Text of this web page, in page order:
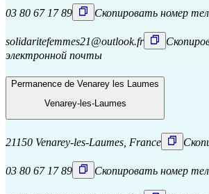
03 80 67 17 89 Скопировать номер
solidaritefemmes21@outlook.fr
электронной почты
Permanence de Venarey les Laumes
Venarey-les-Laumes
21150 Venarey-les-Laumes, France
03 80 67 17 89 Скопировать номер